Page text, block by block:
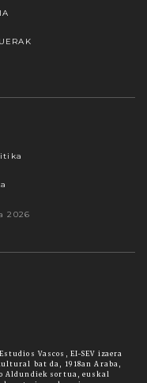
2026
Vascos, EI-SEV izaera
bat da, 1918an Araba,
Aldundiek sortua, euskal
ditu,
cookie aukera.
dezakezu.
dut" botoia
adierazten ari